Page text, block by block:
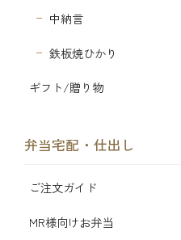
中納言
鉄板焼ひかり
ギフト/贈り物
弁当宅配・仕出し
ご注文ガイド
MR様向けお弁当